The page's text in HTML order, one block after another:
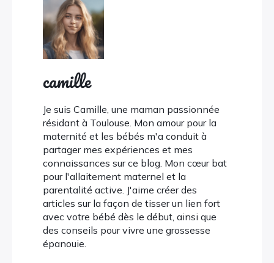
camille
Je suis Camille, une maman passionnée
résidant à Toulouse. Mon amour pour la
maternité et les bébés m'a conduit à
partager mes expériences et mes
connaissances sur ce blog. Mon cœur bat
pour l'allaitement maternel et la
parentalité active. J'aime créer des
articles sur la façon de tisser un lien fort
avec votre bébé dès le début, ainsi que
des conseils pour vivre une grossesse
épanouie.